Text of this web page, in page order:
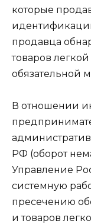
которые
продавца
товаров
обязательной
В отношении
РФ (оборот
Управление
системную
пресечению
и товаров